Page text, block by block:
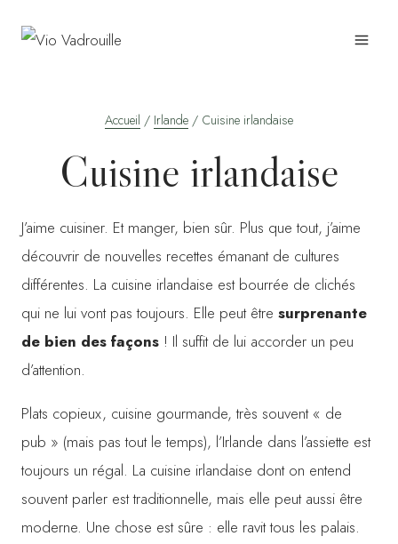
Accueil / Irlande / Cuisine irlandaise
Cuisine irlandaise
J’aime cuisiner. Et manger, bien sûr. Plus que tout, j’aime
découvrir de nouvelles recettes émanant de cultures
différentes. La cuisine irlandaise est bourrée de clichés
qui ne lui vont pas toujours. Elle peut être surprenante
de bien des façons ! Il suffit de lui accorder un peu
d’attention.
Plats copieux, cuisine gourmande, très souvent « de
pub » (mais pas tout le temps), l’Irlande dans l’assiette est
toujours un régal. La cuisine irlandaise dont on entend
souvent parler est traditionnelle, mais elle peut aussi être
moderne. Une chose est sûre : elle ravit tous les palais.